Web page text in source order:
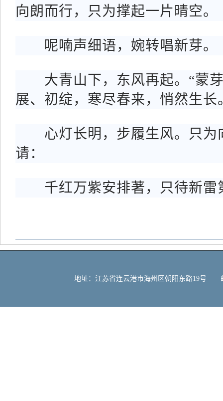
向朗而行，只为撑起一片晴空。
呢喃声细语，婉转唱新芽。
大青山下，东风再起。“蒙芽
展、初绽，寒尽春来，悄然生长
心灯长明，步履生风。只为
请：
千红万紫安排著，只待新雷
地址：江苏省连云港市海州区朝阳东路19号